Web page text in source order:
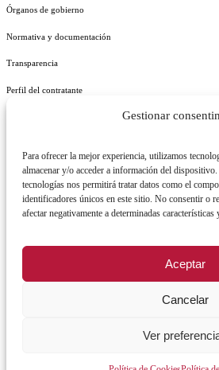
Gestionar
Para ofrecer la mejor experiencia, utilizamos
almacenar y/o acceder a información del
tecnologías nos permitirá tratar datos como el
identificadores únicos en este sitio. No consentir o
afectar negativamente a determinadas características
Aceptar
Cancelar
Ver
Órganos de gobierno
Normativa y documentación
Transparencia
Perfil del contratante
REGISTRO DE